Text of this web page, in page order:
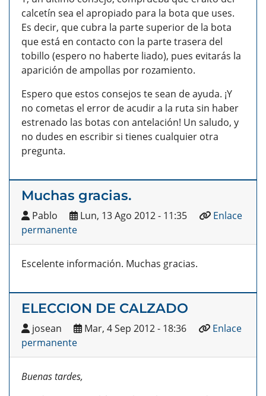
calcetín sea el apropiado para la bota que uses.
Es decir, que cubra la parte superior de la bota
que está en contacto con la parte trasera del
tobillo (espero no haberte liado), pues evitarás la
aparición de ampollas por rozamiento.
Espero que estos consejos te sean de ayuda. ¡Y
no cometas el error de acudir a la ruta sin haber
estrenado las botas con antelación! Un saludo, y
no dudes en escribir si tienes cualquier otra
pregunta.
Muchas gracias.
Pablo Lun, 13 Ago 2012 - 11:35
Enlace
permanente
Escelente información. Muchas gracias.
ELECCION DE CALZADO
josean Mar, 4 Sep 2012 - 18:36
Enlace
permanente
Buenas tardes,